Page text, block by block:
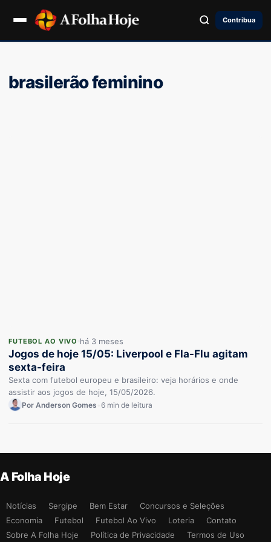
Contribua
brasilerão feminino
FUTEBOL AO VIVO há 3 meses
Jogos de hoje 15/05: Liverpool e Fla-Flu agitam
sexta-feira
Sexta com futebol europeu e brasileiro: veja horários e onde
assistir aos jogos de hoje, 15/05/2026.
Por Anderson Gomes 6 min de leitura
A Folha Hoje
Notícias Sergipe Bem Estar
Concursos e Seleções
Economia
Futebol Futebol Ao Vivo Loteria
Contato
Sobre A Folha Hoje
Política de Privacidade Termos de Uso